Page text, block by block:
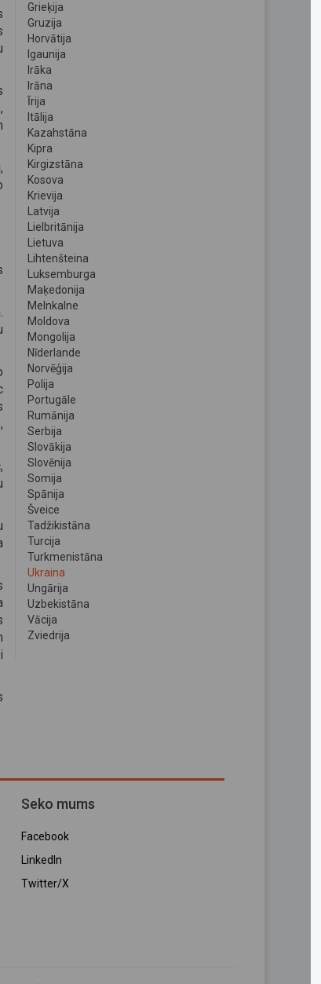
Grieķija
Gruzija
Horvātija
Igaunija
Irāka
Irāna
Īrija
Itālija
Kazahstāna
Kipra
Kirgizstāna
Kosova
Krievija
Latvija
Lielbritānija
Lietuva
Lihtenšteina
Luksemburga
Maķedonija
Melnkalne
Moldova
Mongolija
Nīderlande
Norvēģija
Polija
Portugāle
Rumānija
Serbija
Slovākija
Slovēnija
Somija
Spānija
Šveice
Tadžikistāna
Turcija
Turkmenistāna
Ukraina
Ungārija
Uzbekistāna
Vācija
Zviedrija
Seko mums
Facebook
LinkedIn
Twitter/X